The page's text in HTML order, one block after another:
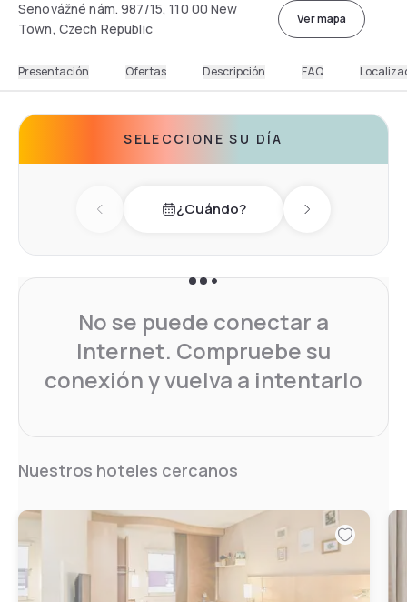
Senovážné nám. 987/15, 110 00 New
Town, Czech Republic
Ver mapa
Presentación Ofertas Descripción FAQ
SELECCIONE SU DÍA
Previous day¿Cuándo? Next day
No se puede conectar a
Internet. Compruebe su
conexión y vuelva a intentarlo
Nuestros hoteles cercanos